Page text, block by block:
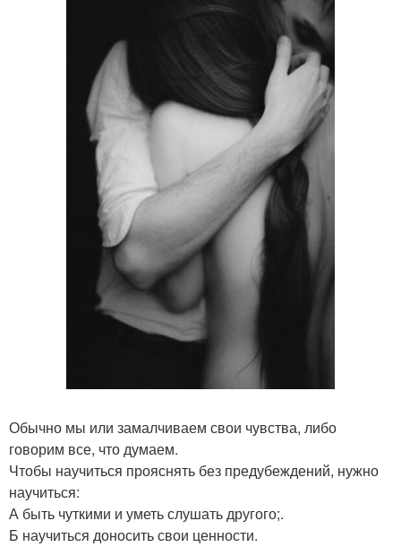
Обычно мы или замалчиваем свои чувства, либо
говорим все, что думаем.
Чтобы научиться прояснять без предубеждений, нужно
научиться:
А быть чуткими и уметь слушать другого;.
Б научиться доносить свои ценности.